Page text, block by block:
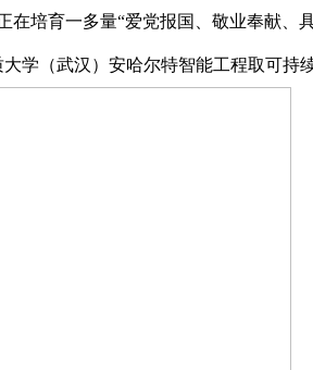
培育一多量“爱党报国、敬业奉献、
学（武汉）安哈尔特智能工程取可持